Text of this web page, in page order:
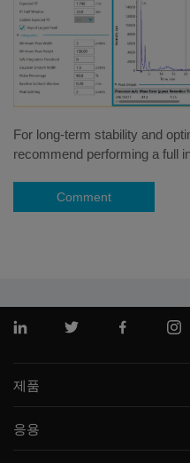
For long-term stability and
recommend performing a full
Comment
링크드인트위터 페이스북인
제품
모세관 전기영동
응용